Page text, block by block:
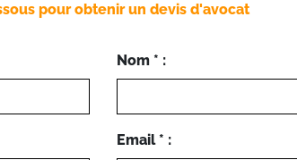
pour obtenir un devis d'avocat
Nom * :
Email * :